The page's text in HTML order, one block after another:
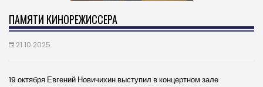
ПАМЯТИ КИНОРЕЖИССЕРА
21.10.2025
19 октября Евгений Новичихин выступил в концертном зале